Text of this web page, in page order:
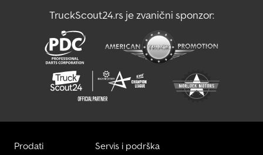
TruckScout24.rs je zvanični sponzor:
Prodati Servis i podrška